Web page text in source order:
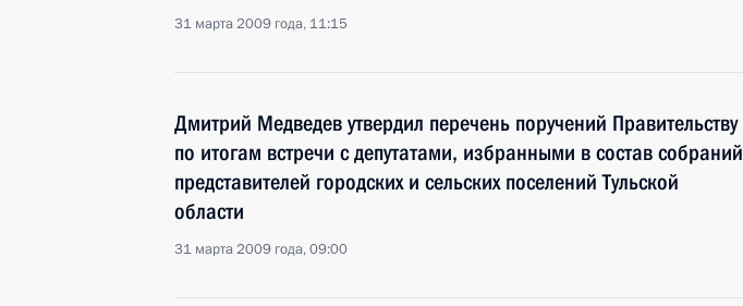
31 марта 2009 года, 11:15
Дмитрий Медведев утвердил перечень поручений Правительству
по итогам встречи с депутатами, избранными в состав собраний
представителей городских и сельских поселений Тульской
области
31 марта 2009 года, 09:00